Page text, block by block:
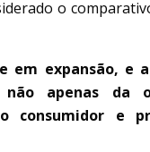
o
em expansão, e
não apenas
consumidor e